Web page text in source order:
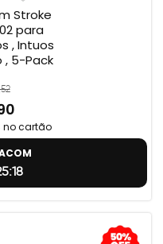
Stroke
para
, Intuos
, 5-Pack
no cartão